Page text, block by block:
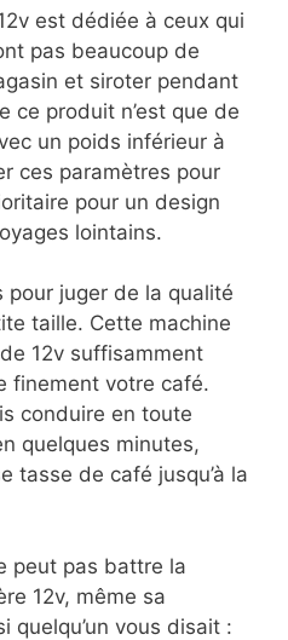
est dédiée à ceux qui
pas beaucoup de
et siroter pendant
ce produit n’est que de
un poids inférieur à
ces paramètres pour
pour un design
lointains.
pour juger de la qualité
taille. Cette machine
12v suffisamment
finement votre café.
conduire en toute
quelques minutes,
tasse de café jusqu’à la
peut pas battre la
12v, même sa
quelqu’un vous disait :